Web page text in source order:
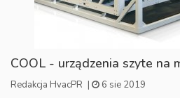
COOL - urządzenia szyte na
Redakcja HvacPR |
6 sie 2019